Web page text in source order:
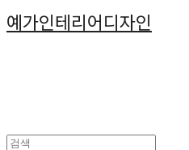
예가인테리어디자인